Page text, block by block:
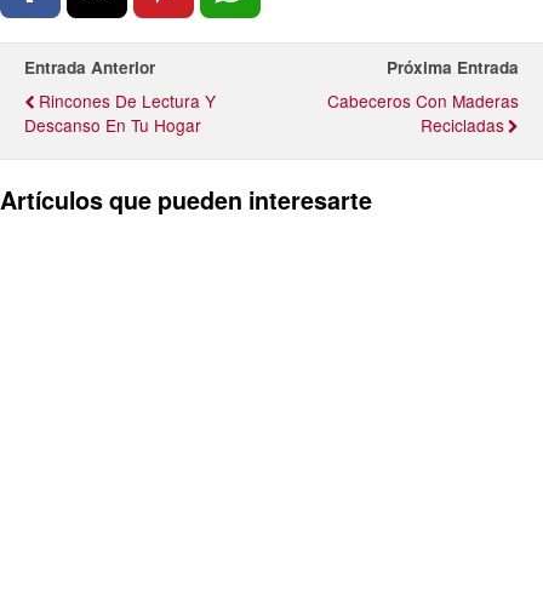
Entrada Anterior
Rincones De Lectura Y
Descanso En Tu Hogar
Próxima Entrada
Cabeceros Con Maderas
Recicladas
Artículos que pueden interesarte